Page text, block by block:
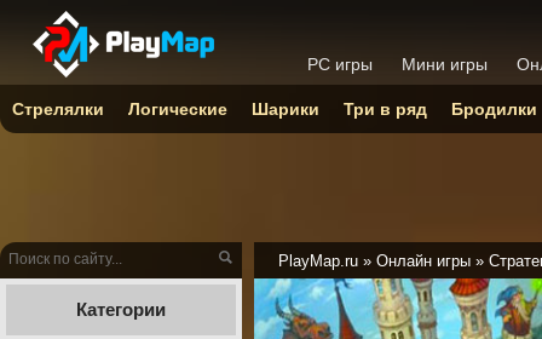
PlayMap.ru » Онлайн игры »
Категории
PC игры Мини игры
Стрелялки Логические Шарики Три в ряд Бродилки